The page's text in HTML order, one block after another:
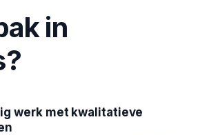
in
werk met kwalitatieve